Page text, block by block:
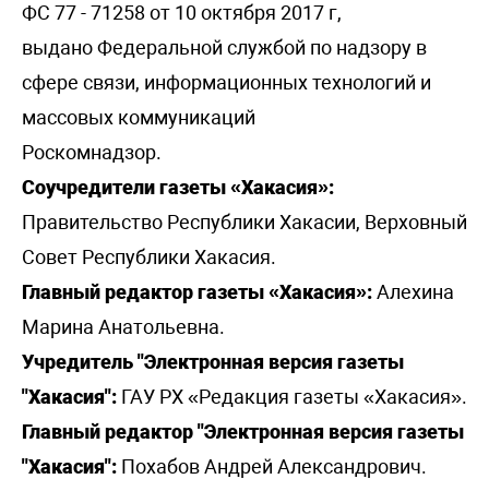
ФС 77 - 71258 от 10 октября 2017 г,
выдано Федеральной службой по надзору в
сфере связи, информационных технологий и
массовых коммуникаций
Роскомнадзор.
Соучредители газеты «Хакасия»:
Правительство Республики Хакасии, Верховный
Совет Республики Хакасия.
Главный редактор газеты «Хакасия»:Алехина
Марина Анатольевна.
Учредитель "Электронная версия газеты
"Хакасия": ГАУ РХ «Редакция газеты «Хакасия».
Главный редактор "Электронная версия газеты
"Хакасия": Похабов Андрей Александрович.